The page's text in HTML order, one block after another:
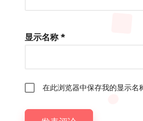
显示名称 *
在此浏览器中保存我的显示名